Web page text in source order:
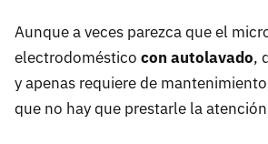
Aunque a veces parezca que el
electrodoméstico con autolavado,
y apenas requiere de
que no hay que prestarle la